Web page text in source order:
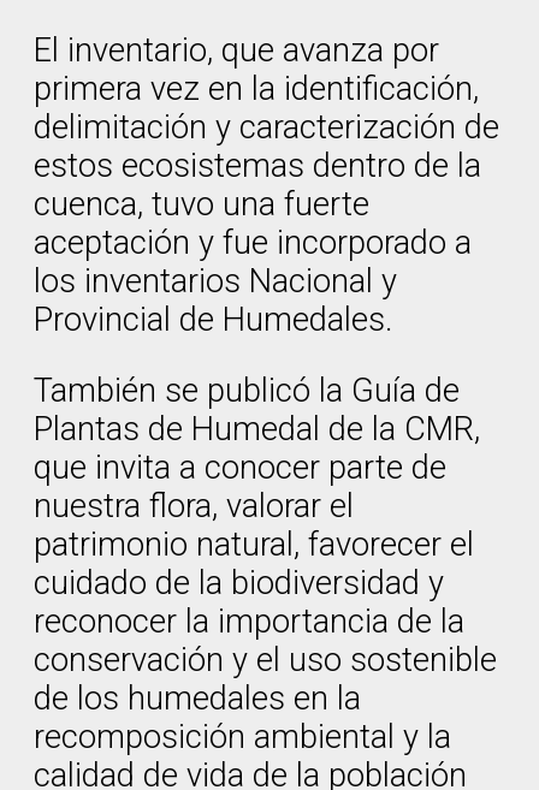
El inventario, que avanza por
primera vez en la identificación,
delimitación y caracterización de
estos ecosistemas dentro de la
cuenca, tuvo una fuerte
aceptación y fue incorporado a
los inventarios Nacional y
Provincial de Humedales.
También se publicó la Guía de
Plantas de Humedal de la CMR,
que invita a conocer parte de
nuestra flora, valorar el
patrimonio natural, favorecer el
cuidado de la biodiversidad y
reconocer la importancia de la
conservación y el uso sostenible
de los humedales en la
recomposición ambiental y la
calidad de vida de la población